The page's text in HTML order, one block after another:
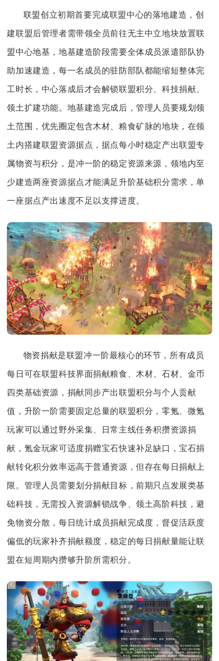
联盟创立初期首要完成联盟中心的落地建造，创
建联盟后管理者需带领全员前往无主中立地块放置联
盟中心地基，地基建造阶段需要全体成员派遣部队协
助加速建造，每一名成员的驻防部队都能缩短整体完
工时长，中心落成后才会解锁联盟积分、科技捐献、
领土扩建功能。地基建造完成后，管理人员要规划领
土范围，优先圈定包含木材、粮食矿脉的地块，在领
土内搭建联盟资源据点，据点每小时稳定产出联盟专
属物资与积分，是冲一阶的稳定资源来源，领地内至
少建造两座资源据点才能满足升阶基础积分需求，单
一座据点产出速度不足以支撑进度。
物资捐献是联盟冲一阶最核心的环节，所有成员
每日可在联盟科技界面捐献粮食、木材、石材、金币
四类基础资源，捐献同步产出联盟积分与个人贡献
值，升阶一阶需要固定总量的联盟积分，零氪、微氪
玩家可以通过野外采集、日常主线任务积攒资源捐
献，氪金玩家可适度捐赠宝石快速补足缺口，宝石捐
献转化积分效率远高于普通资源，但存在每日捐献上
限。管理人员需要划分捐献目标，前期只点发展类基
础科技，无需投入资源解锁战争、领土高阶科技，避
免物资分散，每日统计成员捐献完成度，督促活跃度
偏低的玩家补齐捐献额度，稳定的每日捐献量能让联
盟在短周期内攒够升阶所需积分。